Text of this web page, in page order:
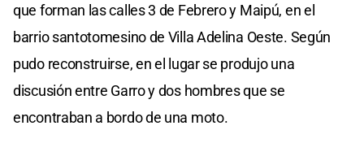
que forman las calles 3 de Febrero y Maipú, en el
barrio santotomesino de Villa Adelina Oeste. Según
pudo reconstruirse, en el lugar se produjo una
discusión entre Garro y dos hombres que se
encontraban a bordo de una moto.